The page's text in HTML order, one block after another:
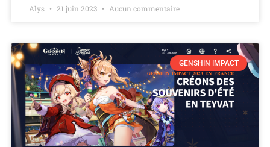
Alys 21 juin 2023 Aucun commentaire
GENSHIN IMPACT